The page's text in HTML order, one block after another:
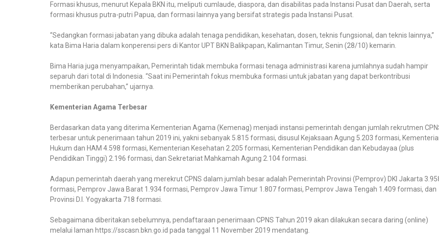
Formasi khusus, menurut Kepala BKN itu, meliputi cumlaude, diaspora, dan disabilitas pada Instansi Pusat dan Daerah, serta
formasi khusus putra-putri Papua, dan formasi lainnya yang bersifat strategis pada Instansi Pusat.
“Sedangkan formasi jabatan yang dibuka adalah tenaga pendidikan, kesehatan, dosen, teknis fungsional, dan teknis lainnya,”
kata Bima Haria dalam konperensi pers di Kantor UPT BKN Balikpapan, Kalimantan Timur, Senin (28/10) kemarin.
Bima Haria juga menyampaikan, Pemerintah tidak membuka formasi tenaga administrasi karena jumlahnya sudah hampir
separuh dari total di Indonesia. “Saat ini Pemerintah fokus membuka formasi untuk jabatan yang dapat berkontribusi
memberikan perubahan,” ujarnya.
Kementerian Agama Terbesar
Berdasarkan data yang diterima Kementerian Agama (Kemenag) menjadi instansi pemerintah dengan jumlah rekrutmen
terbesar untuk penerimaan tahun 2019 ini, yakni sebanyak 5.815 formasi, disusul Kejaksaan Agung 5.203 formasi,
Hukum dan HAM 4.598 formasi, Kementerian Kesehatan 2.205 formasi, Kementerian Pendidikan dan Kebudayaa (plus
Pendidikan Tinggi) 2.196 formasi, dan Sekretariat Mahkamah Agung 2.104 formasi.
Adapun pemerintah daerah yang merekrut CPNS dalam jumlah besar adalah Pemerintah Provinsi (Pemprov) DKI Jakarta
formasi, Pemprov Jawa Barat 1.934 formasi, Pemprov Jawa Timur 1.807 formasi, Pemprov Jawa Tengah 1.409 formasi, dan
Provinsi D.I. Yogyakarta 718 formasi.
Sebagaimana diberitakan sebelumnya, pendaftaraan penerimaan CPNS Tahun 2019 akan dilakukan secara daring (online)
melalui laman https://sscasn.bkn.go.id pada tanggal 11 November 2019 mendatang.